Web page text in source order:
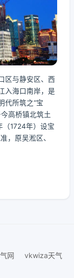
区与静安区、西
入海口南岸，是
代所筑之“宝
高桥镇北筑土
（1724年）设宝
，原吴淞区、
网
vkwiza天气